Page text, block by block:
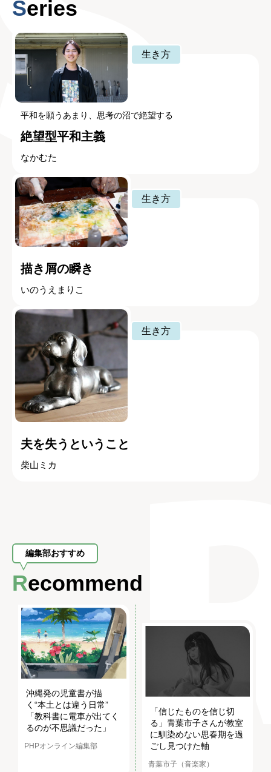
Series
生き方
平和を願うあまり、思考の沼で絶望する
絶望型平和主義
なかむた
生き方
描き屑の瞬き
いのうえまりこ
生き方
夫を失うということ
柴山ミカ
編集部おすすめ
Recommend
沖縄発の児童書が描
く“本土とは違う日常”
「教科書に電車が出てく
るのが不思議だった」
PHPオンライン編集部
「信じたものを信じ切
る」青葉市子さんが教室
に馴染めない思春期を過
ごし見つけた軸
青葉市子（音楽家）